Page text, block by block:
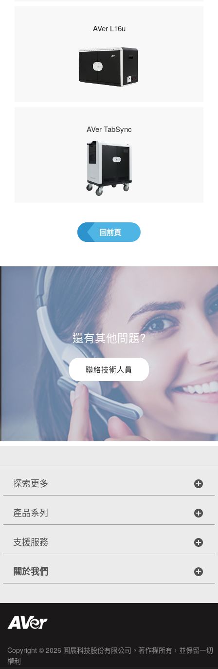
AVer L16u
AVer TabSync
回前頁
還有其他問題?
聯絡技術人員
探索更多
產品系列
支援服務
關於我們
Copyright © 2026 圓展科技股份有限公司 。著作權所有，並保留一切
權利